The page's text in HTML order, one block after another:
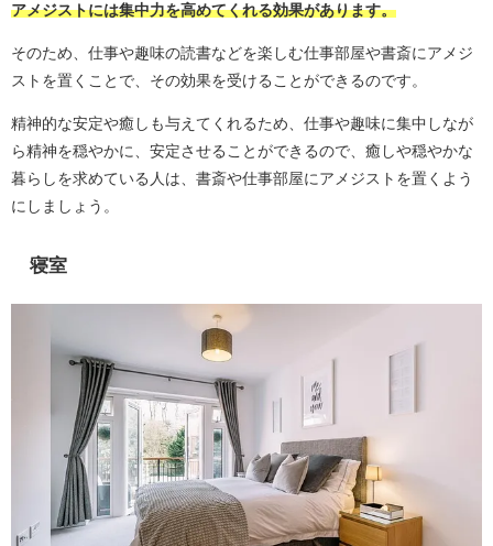
アメジストには集中力を高めてくれる効果があります。
そのため、仕事や趣味の読書などを楽しむ仕事部屋や書斎にアメジ
ストを置くことで、その効果を受けることができるのです。
精神的な安定や癒しも与えてくれるため、仕事や趣味に集中しなが
ら精神を穏やかに、安定させることができるので、癒しや穏やかな
暮らしを求めている人は、書斎や仕事部屋にアメジストを置くよう
にしましょう。
寝室